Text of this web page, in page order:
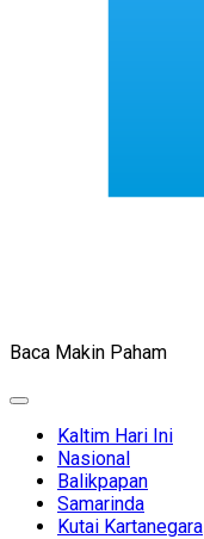
Baca Makin Paham
Expand
Current
Page
Parent
Kaltim Hari Ini
Nasional
Balikpapan
Samarinda
Kutai Kartanegara